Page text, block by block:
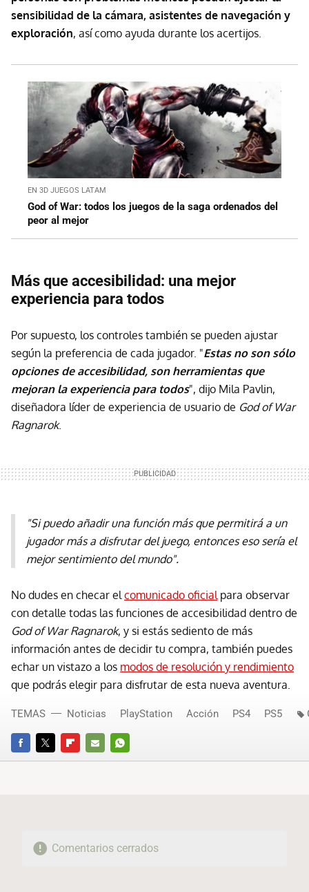
sensibilidad de la cámara, asistentes de navegación y
exploración, así como ayuda durante los acertijos.
EN 3D JUEGOS LATAM
God of War: todos los juegos de la saga ordenados del
peor al mejor
Más que accesibilidad: una mejor
experiencia para todos
Por supuesto, los controles también se pueden ajustar
según la preferencia de cada jugador. "Estas no son sólo
opciones de accesibilidad, son herramientas que
mejoran la experiencia para todos", dijo Mila Pavlin,
diseñadora líder de experiencia de usuario de God of War
Ragnarok.
"Si puedo añadir una función más que permitirá a un
jugador más a disfrutar del juego, entonces eso sería el
mejor sentimiento del mundo".
No dudes en checar el comunicado oficial para observar
con detalle todas las funciones de accesibilidad dentro de
God of War Ragnarok, y si estás sediento de más
información antes de decidir tu compra, también puedes
echar un vistazo a los modos de resolución y rendimiento
que podrás elegir para disfrutar de esta nueva aventura.
FACEBOOKTWITTERFLIPBOARD
E-
WHATSAPP
TEMAS Noticias PlayStation Acción PS4 PS5
Comentarios cerrados